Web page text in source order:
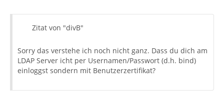
Zitat von "divB"
Sorry das verstehe ich noch nicht ganz. Dass du dich am
LDAP Server icht per Usernamen/Passwort (d.h. bind)
einloggst sondern mit Benutzerzertifikat?